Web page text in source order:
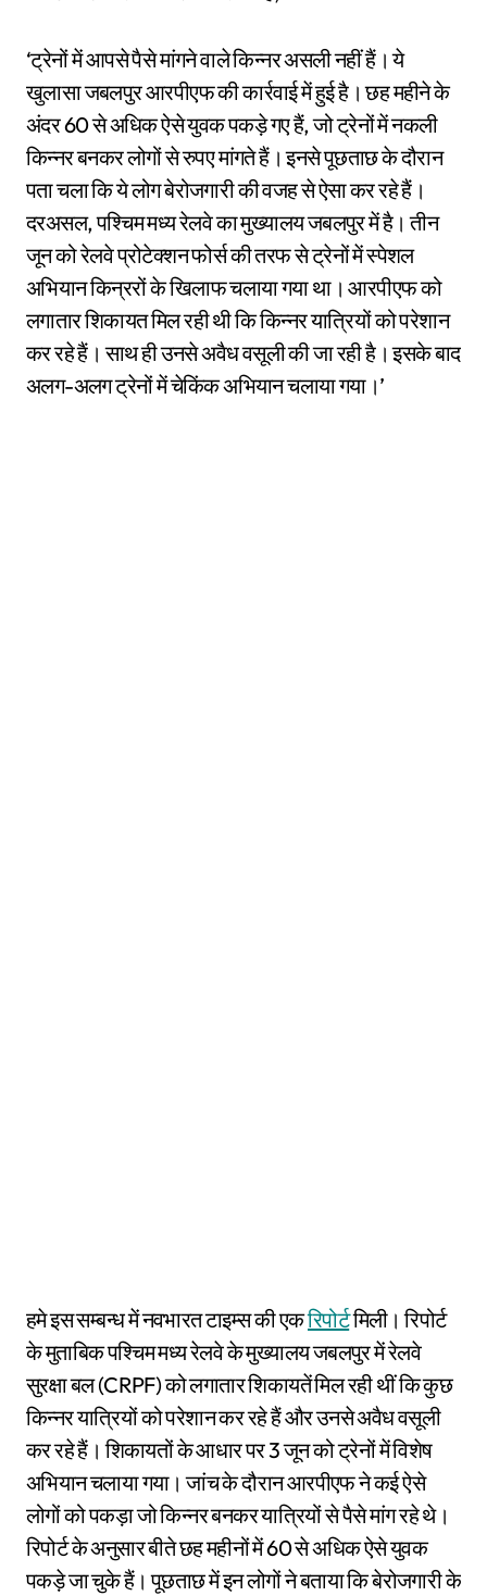
‘ट्रेनों में आपसे पैसे मांगने वाले किन्नर असली नहीं हैं। ये
खुलासा जबलपुर आरपीएफ की कार्रवाई में हुई है। छह महीने के
अंदर 60 से अधिक ऐसे युवक पकड़े गए हैं, जो ट्रेनों में नकली
किन्नर बनकर लोगों से रुपए मांगते हैं। इनसे पूछताछ के दौरान
पता चला कि ये लोग बेरोजगारी की वजह से ऐसा कर रहे हैं।
दरअसल, पश्चिम मध्य रेलवे का मुख्यालय जबलपुर में है। तीन
जून को रेलवे प्रोटेक्शन फोर्स की तरफ से ट्रेनों में स्पेशल
अभियान किन्ररों के खिलाफ चलाया गया था। आरपीएफ को
लगातार शिकायत मिल रही थी कि किन्नर यात्रियों को परेशान
कर रहे हैं। साथ ही उनसे अवैध वसूली की जा रही है। इसके बाद
अलग-अलग ट्रेनों में चेकिंक अभियान चलाया गया।’
हमे इस सम्बन्ध में नवभारत टाइम्स की एकरिपोर्टमिली। रिपोर्ट
के मुताबिक पश्चिम मध्य रेलवे के मुख्यालय जबलपुर में रेलवे
सुरक्षा बल (CRPF) को लगातार शिकायतें मिल रही थीं कि कुछ
किन्नर यात्रियों को परेशान कर रहे हैं और उनसे अवैध वसूली
कर रहे हैं। शिकायतों के आधार पर 3 जून को ट्रेनों में विशेष
अभियान चलाया गया। जांच के दौरान आरपीएफ ने कई ऐसे
लोगों को पकड़ा जो किन्नर बनकर यात्रियों से पैसे मांग रहे थे।
रिपोर्ट के अनुसार बीते छह महीनों में 60 से अधिक ऐसे युवक
पकड़े जा चुके हैं। पूछताछ में इन लोगों ने बताया कि बेरोजगारी के